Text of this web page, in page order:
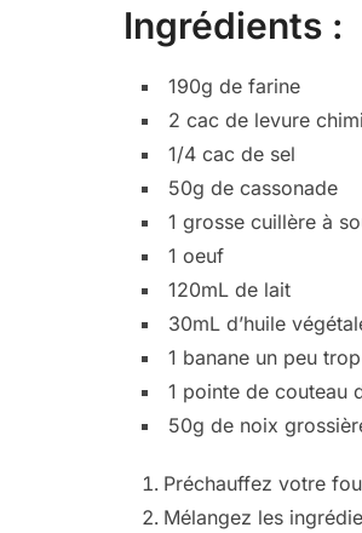
Ingrédients :
190g de farine
2 cac de levure
1/4 cac de sel
50g de cassonade
1 grosse cuillère à
1 oeuf
120mL de lait
30mL d’huile
1 banane un peu
1 pointe de couteau
50g de noix
Préchauffez votre
Mélangez les